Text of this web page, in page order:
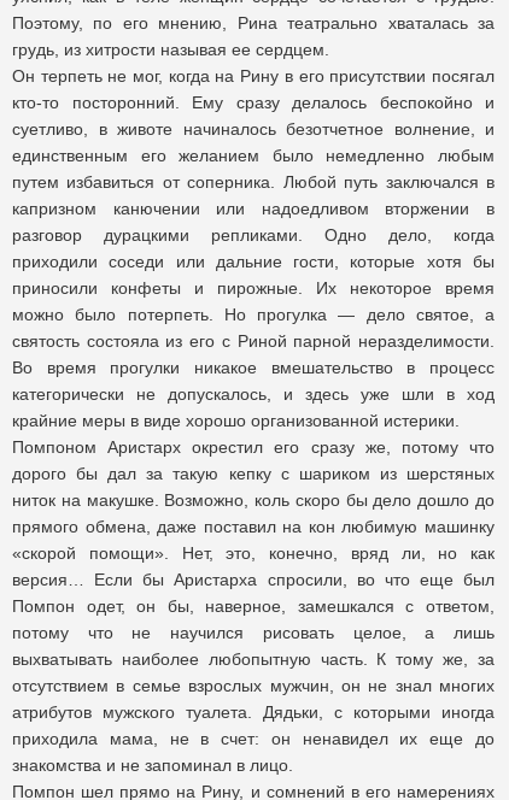
Поэтому, по его мнению, Рина театрально хваталась за
грудь, из хитрости называя ее сердцем.
Он терпеть не мог, когда на Рину в его присутствии посягал
кто-то посторонний. Ему сразу делалось беспокойно и
суетливо, в животе начиналось безотчетное волнение, и
единственным его желанием было немедленно любым
путем избавиться от соперника. Любой путь заключался в
капризном канючении или надоедливом вторжении в
разговор дурацкими репликами. Одно дело, когда
приходили соседи или дальние гости, которые хотя бы
приносили конфеты и пирожные. Их некоторое время
можно было потерпеть. Но прогулка — дело святое, а
святость состояла из его с Риной парной неразделимости.
Во время прогулки никакое вмешательство в процесс
категорически не допускалось, и здесь уже шли в ход
крайние меры в виде хорошо организованной истерики.
Помпоном Аристарх окрестил его сразу же, потому что
дорого бы дал за такую кепку с шариком из шерстяных
ниток на макушке. Возможно, коль скоро бы дело дошло до
прямого обмена, даже поставил на кон любимую машинку
«скорой помощи». Нет, это, конечно, вряд ли, но как
версия… Если бы Аристарха спросили, во что еще был
Помпон одет, он бы, наверное, замешкался с ответом,
потому что не научился рисовать целое, а лишь
выхватывать наиболее любопытную часть. К тому же, за
отсутствием в семье взрослых мужчин, он не знал многих
атрибутов мужского туалета. Дядьки, с которыми иногда
приходила мама, не в счет: он ненавидел их еще до
знакомства и не запоминал в лицо.
Помпон шел прямо на Рину, и сомнений в его намерениях